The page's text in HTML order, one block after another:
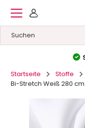
Startseite
Stoffe
Bi-Stretch Weiß 280